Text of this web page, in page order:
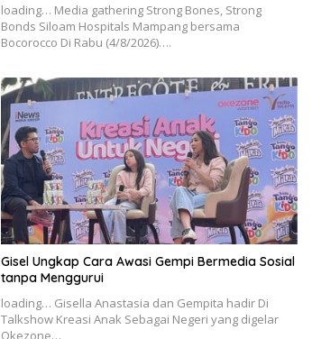
loading… Media gathering Strong Bones, Strong
Bonds Siloam Hospitals Mampang bersama
Bocorocco Di Rabu (4/8/2026)….
Gisel Ungkap Cara Awasi Gempi Bermedia Sosial
tanpa Menggurui
loading… Gisella Anastasia dan Gempita hadir Di
Talkshow Kreasi Anak Sebagai Negeri yang digelar
Okezone…